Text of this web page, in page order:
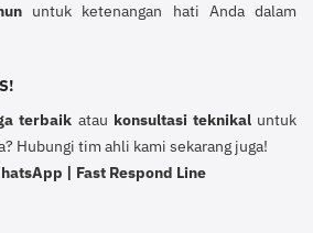
untuk ketenangan hati Anda dalam
terbaik atau konsultasi teknikaluntuk
Hubungi tim ahli kami sekarang juga!
| Fast Respond Line